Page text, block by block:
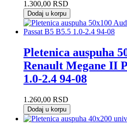
1.300,00 RSD
Dodaj u korpu
Pletenica auspuha
Renault Megane II
1.0-2.4 94-08
1.260,00 RSD
Dodaj u korpu